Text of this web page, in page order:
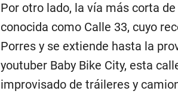
Por otro lado, la vía más corta
conocida como Calle 33, cuyo
Porres y se extiende hasta la
youtuber Baby Bike City, esta
improvisado de tráileres y